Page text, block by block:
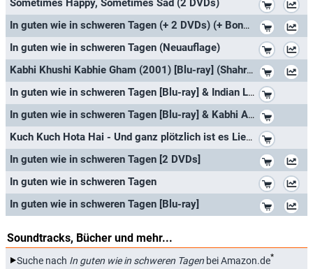
Sometimes Happy, Sometimes Sad (2 DVDs)
In guten wie in schweren Tagen (+ 2 DVDs) (+ Bonus-DVD) [Blu-ray]
In guten wie in schweren Tagen (Neuauflage)
Kabhi Khushi Kabhie Gham (2001) [Blu-ray] (Shahrukh Khan - Karan Johar / Bollywood Movie / Indian Cinema / Hindi Film)
In guten wie in schweren Tagen [Blu-ray] & Indian Love Story - Lebe und denke nicht an morgen
In guten wie in schweren Tagen [Blu-ray] & Kabhi Alvida Naa Kehna - Bis dass das Glück uns scheidet (Einzel-DVD)
Kuch Kuch Hota Hai - Und ganz plötzlich ist es Liebe (Einzel-DVD) & In guten wie in schweren Tagen - Sometimes Happy, Sometimes
In guten wie in schweren Tagen [2 DVDs]
In guten wie in schweren Tagen
In guten wie in schweren Tagen [Blu-ray]
Soundtracks, Bücher und mehr...
Suche nach In guten wie in schweren Tagen bei Amazon.de*